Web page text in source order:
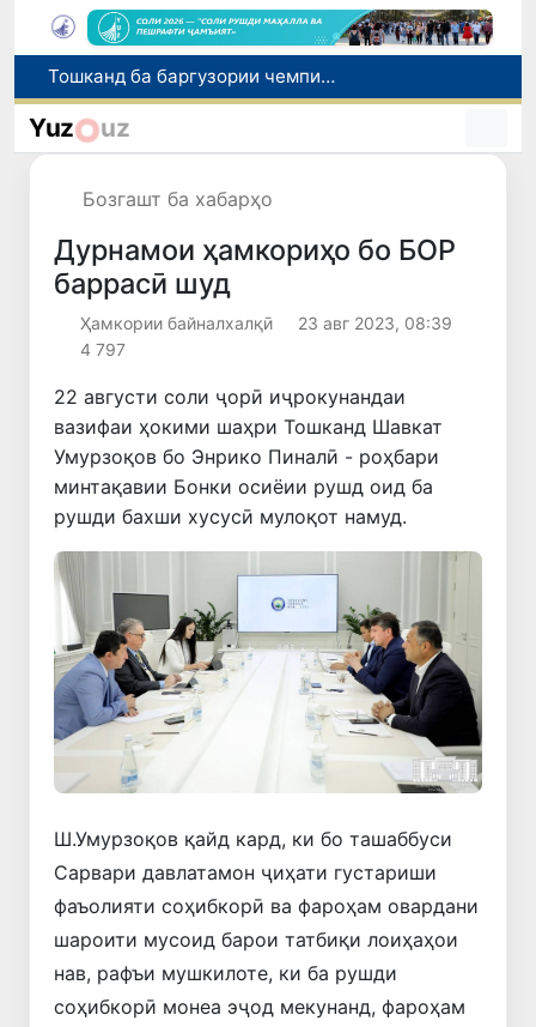
Шаҳрвандони Ӯзбекистон метавонанд дар доираи барномаи H-2A ба корҳои мавсимии кишоварзӣ дар ИМА сафарбар шаванд
Намояндагии Агентии муҳоҷират дар Москва моҳи июл ба зиёда аз 1,8 ҳазор шаҳрванди Ӯзбекистон кумак расонд
Yuz uz
Бозгашт ба хабарҳо
Дурнамои ҳамкориҳо бо БОР
баррасӣ шуд
Ҳамкории байналхалқӣ
23 авг 2023, 08:39
4 797
22 августи соли ҷорӣ иҷрокунандаи
вазифаи ҳокими шаҳри Тошканд Шавкат
Умурзоқов бо Энрико Пиналӣ - роҳбари
минтақавии Бонки осиёии рушд оид ба
рушди бахши хусусӣ мулоқот намуд.
Ш.Умурзоқов қайд кард, ки бо ташаббуси
Сарвари давлатамон ҷиҳати густариши
фаъолияти соҳибкорӣ ва фароҳам овардани
шароити мусоид барои татбиқи лоиҳаҳои
нав, рафъи мушкилоте, ки ба рушди
соҳибкорӣ монеа эҷод мекунанд, фароҳам